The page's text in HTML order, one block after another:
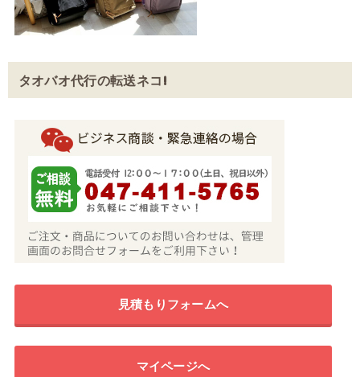
タオバオ代行の転送ネコ!
見積もりフォームへ
マイページへ